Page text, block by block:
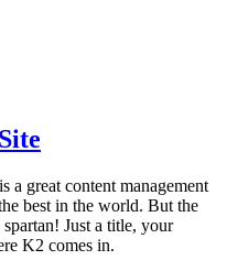
a great content management
best in the world. But the
Just a title, your
K2 comes in.